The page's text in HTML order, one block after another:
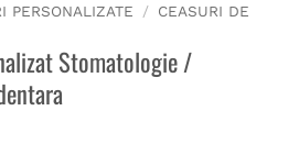
PERSONALIZATE / CEASURI DE
Stomatologie /